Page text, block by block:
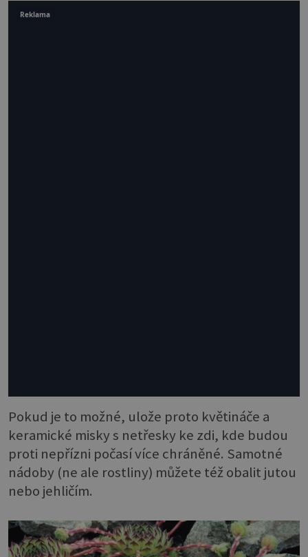
Pokud je to možné, ulože proto květináče a
keramické misky s netřesky ke zdi, kde budou
proti nepřízni počasí více chráněné. Samotné
nádoby (ne ale rostliny) můžete též obalit jutou
nebo jehličím.
Reklama